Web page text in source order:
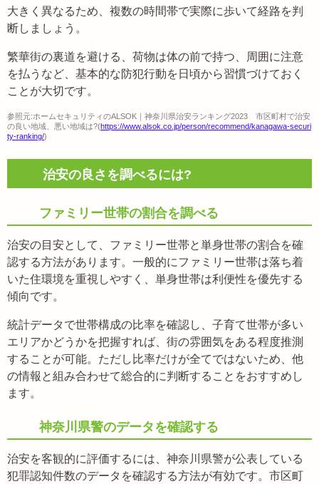
大きく異なるため、複数の時間帯で実際に歩いて経路を判
断しましょう。
繁華街の裏道を避ける、荷物は体の前で持つ、周囲に注意
を払うなど、基本的な防犯行動を日頃から習慣づけておく
ことが大切です。
参照元:ホームセキュリティのALSOK｜神奈川県治安ランキング2023 市区町村で治安
の良い地域、悪い地域は?(https://www.alsok.co.jp/person/recommend/kanagawa-securi
ty-ranking/)
治安の良さを調べるには?
ファミリー世帯の割合を調べる
治安の目安として、ファミリー世帯と単身世帯の割合を確
認する方法があります。一般的にファミリー世帯は落ち着
いた住環境を重視しやすく、単身世帯は利便性を優先する
傾向です。
統計データで世帯構成の比率を確認し、子育て世帯が多い
エリアかどうかを把握すれば、街の雰囲気をある程度推測
することが可能。ただし比率だけが全てではないため、他
の情報と組み合わせて総合的に判断することをおすすめし
ます。
神奈川県警のデータを確認する
治安を客観的に評価するには、神奈川県警が公表している
犯罪認知件数のデータを確認する方法が有効です。市区町